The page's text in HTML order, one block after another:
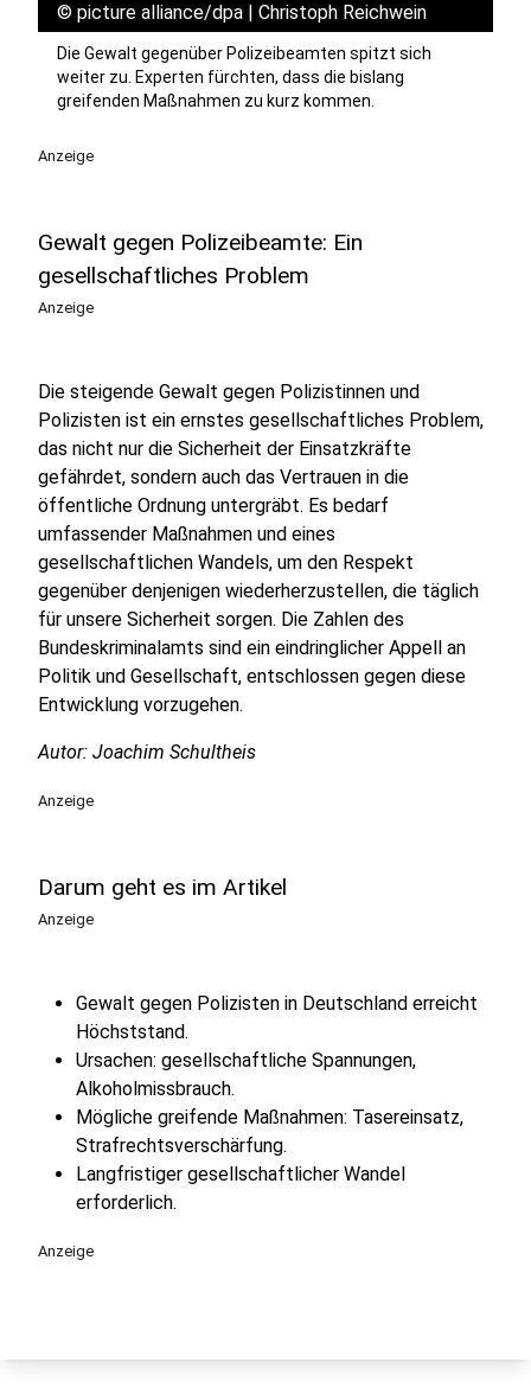
© picture alliance/dpa | Christoph Reichwein
Die Gewalt gegenüber Polizeibeamten spitzt sich
weiter zu. Experten fürchten, dass die bislang
greifenden Maßnahmen zu kurz kommen.
Anzeige
Gewalt gegen Polizeibeamte: Ein
gesellschaftliches Problem
Anzeige
Die steigende Gewalt gegen Polizistinnen und
Polizisten ist ein ernstes gesellschaftliches Problem,
das nicht nur die Sicherheit der Einsatzkräfte
gefährdet, sondern auch das Vertrauen in die
öffentliche Ordnung untergräbt. Es bedarf
umfassender Maßnahmen und eines
gesellschaftlichen Wandels, um den Respekt
gegenüber denjenigen wiederherzustellen, die täglich
für unsere Sicherheit sorgen. Die Zahlen des
Bundeskriminalamts sind ein eindringlicher Appell an
Politik und Gesellschaft, entschlossen gegen diese
Entwicklung vorzugehen.
Autor: Joachim Schultheis
Anzeige
Darum geht es im Artikel
Anzeige
Gewalt gegen Polizisten in Deutschland erreicht
Höchststand.
Ursachen: gesellschaftliche Spannungen,
Alkoholmissbrauch.
Mögliche greifende Maßnahmen: Tasereinsatz,
Strafrechtsverschärfung.
Langfristiger gesellschaftlicher Wandel
erforderlich.
Anzeige